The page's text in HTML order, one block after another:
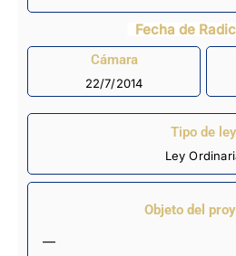
Fecha de
Cámara
22/7/2014
Tipo de ley
Ley
Objeto del
—